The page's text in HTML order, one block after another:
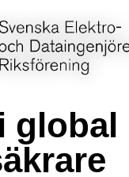
global